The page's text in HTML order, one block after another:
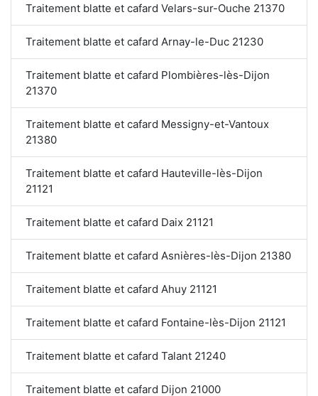
Traitement blatte et cafard Velars-sur-Ouche 21370
Traitement blatte et cafard Arnay-le-Duc 21230
Traitement blatte et cafard Plombières-lès-Dijon
21370
Traitement blatte et cafard Messigny-et-Vantoux
21380
Traitement blatte et cafard Hauteville-lès-Dijon
21121
Traitement blatte et cafard Daix 21121
Traitement blatte et cafard Asnières-lès-Dijon 21380
Traitement blatte et cafard Ahuy 21121
Traitement blatte et cafard Fontaine-lès-Dijon 21121
Traitement blatte et cafard Talant 21240
Traitement blatte et cafard Dijon 21000